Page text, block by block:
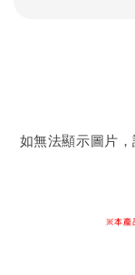
如無法顯示圖片